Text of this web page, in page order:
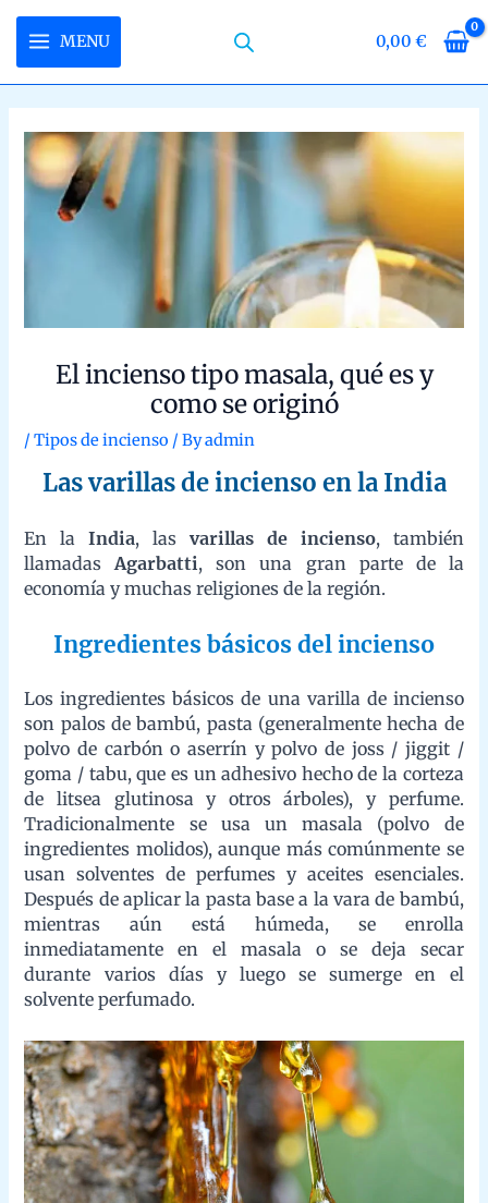
content
MENU 0,00€
El incienso tipo masala, qué es y como se
originó
/ Tipos de incienso/ Byadmin
Las varillas de incienso en la India
En laIndia, lasvarillas de incienso, también llamadas
Agarbatti , son una gran parte de la economía y muchas
religiones de la región.
Ingredientes básicos del incienso
Los ingredientes básicos de una varilla de incienso son palos de
bambú, pasta (generalmente hecha de polvo de carbón o aserrín
y polvo de joss / jiggit / goma / tabu, que es un adhesivo hecho
de la corteza de litsea glutinosa y otros árboles), y perfume.
Tradicionalmente se usa un masala (polvo de ingredientes
molidos), aunque más comúnmente se usan solventes de
perfumes y aceites esenciales. Después de aplicar la pasta base
a la vara de bambú, mientras aún está húmeda, se enrolla
inmediatamente en el masala o se deja secar durante varios días
y luego se sumerge en el solvente perfumado.
Uso de resinas para la producción del